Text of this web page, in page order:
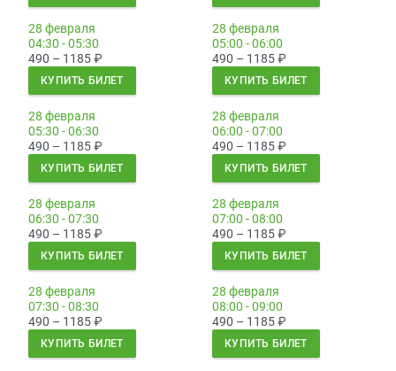
28 февраля
04:30 - 05:30
490 – 1185₽
КУПИТЬ БИЛЕТ
28 февраля
05:00 - 06:00
490 – 1185₽
КУПИТЬ БИЛЕТ
28 февраля
05:30 - 06:30
490 – 1185₽
КУПИТЬ БИЛЕТ
28 февраля
06:00 - 07:00
490 – 1185₽
КУПИТЬ БИЛЕТ
28 февраля
06:30 - 07:30
490 – 1185₽
КУПИТЬ БИЛЕТ
28 февраля
07:00 - 08:00
490 – 1185₽
КУПИТЬ БИЛЕТ
28 февраля
07:30 - 08:30
490 – 1185₽
КУПИТЬ БИЛЕТ
28 февраля
08:00 - 09:00
490 – 1185₽
КУПИТЬ БИЛЕТ